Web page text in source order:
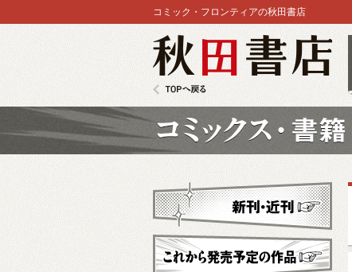
コミック・フロンティアの秋田書店
新刊・近刊